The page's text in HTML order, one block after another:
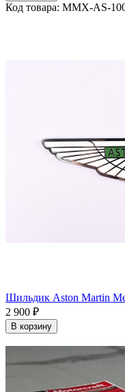
Код товара: MMX-AS-
Шильдик Aston Martin
2 900 ₽
В корзину